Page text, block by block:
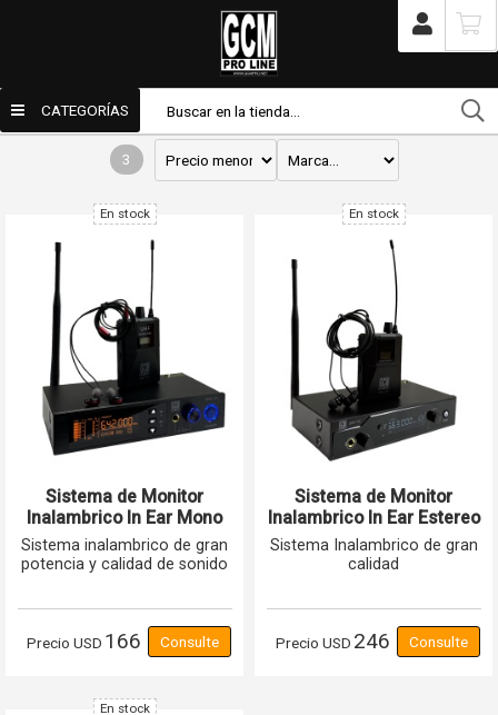
Mensaje
CATEGORÍAS
Audio / Auriculares Inalámbricos
Inalámbricos
3
En stock
Sistema de Monitor
Inalambrico In Ear Mono
GIM-101 GCM Pro Line
Sistema inalambrico de gran
potencia y calidad de sonido
Precio USD 166
En stock
Sistema de Monitor
Inalambrico In Ear Estereo
GIM-102 GCM Pro Line
Sistema Inalambrico de gran
calidad
Precio USD 246
En stock